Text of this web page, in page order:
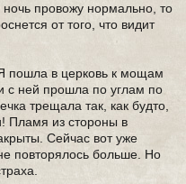
провожу нормально, то
от того, что видит
пошла в церковь к мощам
с ней прошла по углам по
трещала так, как будто,
Пламя из стороны в
Сейчас вот уже
повторялось больше. Но